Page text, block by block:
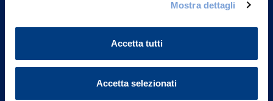
Mostra dettagli
Accetta tutti
Accetta selezionati
FAQ